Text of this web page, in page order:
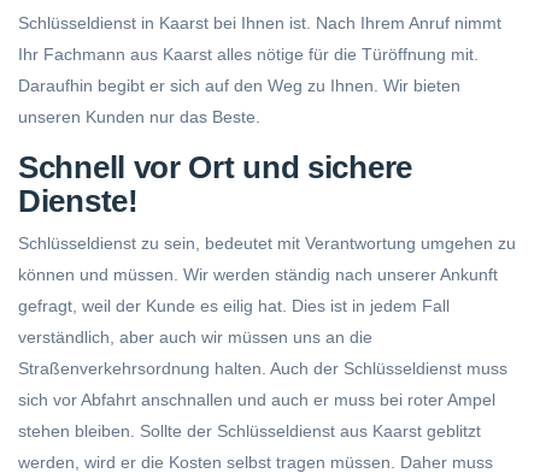
Schlüsseldienst in Kaarst bei Ihnen ist. Nach Ihrem Anruf nimmt
Ihr Fachmann aus Kaarst alles nötige für die Türöffnung mit.
Daraufhin begibt er sich auf den Weg zu Ihnen. Wir bieten
unseren Kunden nur das Beste.
Schnell vor Ort und sichere
Dienste!
Schlüsseldienst zu sein, bedeutet mit Verantwortung umgehen zu
können und müssen. Wir werden ständig nach unserer Ankunft
gefragt, weil der Kunde es eilig hat. Dies ist in jedem Fall
verständlich, aber auch wir müssen uns an die
Straßenverkehrsordnung halten. Auch der Schlüsseldienst muss
sich vor Abfahrt anschnallen und auch er muss bei roter Ampel
stehen bleiben. Sollte der Schlüsseldienst aus Kaarst geblitzt
werden, wird er die Kosten selbst tragen müssen. Daher muss